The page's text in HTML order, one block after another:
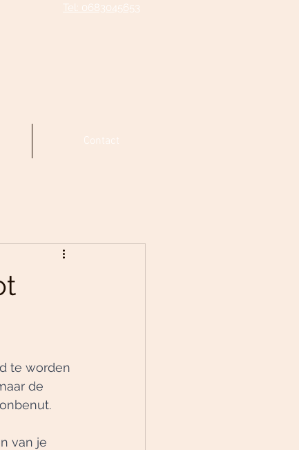
Contact
te worden
de
van je
Tel: 0683045653